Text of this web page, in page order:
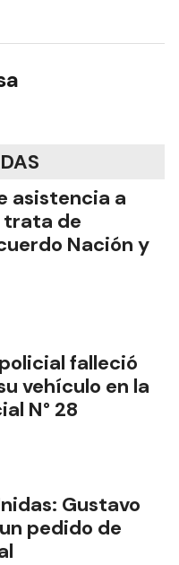
asistencia a
de
Nación y
falleció
vehículo en la
N° 28
Gustavo
pedido de